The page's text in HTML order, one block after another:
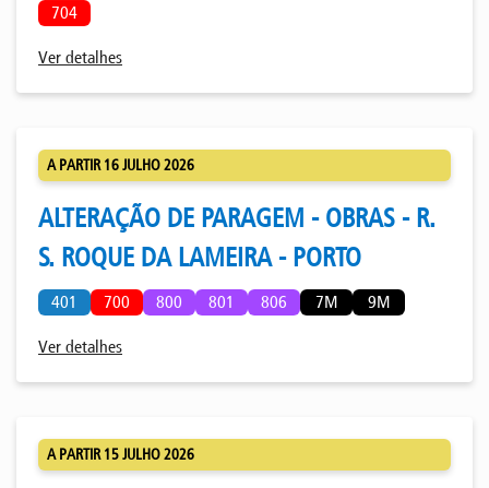
704
Ver detalhes
A PARTIR 16 JULHO 2026
ALTERAÇÃO DE PARAGEM - OBRAS - R.
S. ROQUE DA LAMEIRA - PORTO
401 700 800 801 806 7M 9M
Ver detalhes
A PARTIR 15 JULHO 2026